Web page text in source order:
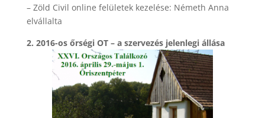
– Zöld Civil online felületek kezelése: Németh Anna
elvállalta
2. 2016-os őrségi OT – a szervezés jelenlegi állása